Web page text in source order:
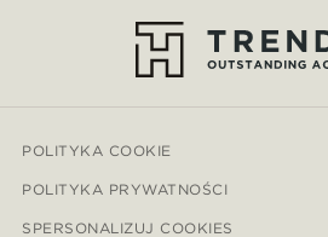
POLITYKA COOKIE
POLITYKA PRYWATNOŚCI
SPERSONALIZUJ COOKIES